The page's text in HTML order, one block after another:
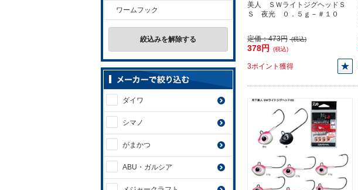
美人 ＳＷライトジグヘッドＳ
Ｓ 夜光 ０．５ｇ－＃１０
定価：473円 (税込)
378円 (税込)
3ポイント獲得
ワームフック
絞込みを解除する
ダイワ
シマノ
がまかつ
ABU・ガルシア